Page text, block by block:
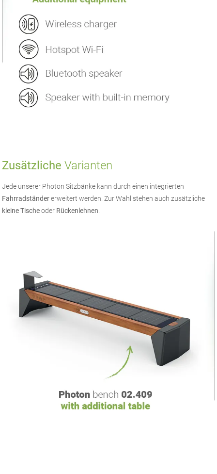
Zusätzliche Varianten
Jede unserer Photon Sitzbänke kann durch einen integrierten
Fahrradständererweitert werden. Zur Wahl stehen auch zusätzliche
kleine Tischeoder Rückenlehnen.